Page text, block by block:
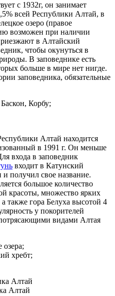
с 1932г, он занимает
всей Республики Алтай, в
озеро (правое
возможен при наличии
в Алтайский
чтобы окунуться в
В заповеднике есть
больше в мире нет нигде.
заповедника, обязательные
Корбу;
Алтай находится
в 1991 г. Он меньше
входа в заповедник
входит в Катунский
и получил свое название.
большое количество
красоты, множество ярких
также гора Белуха высотой 4
у покорителей
видами Алтая
озера;
хребт;
Алтай